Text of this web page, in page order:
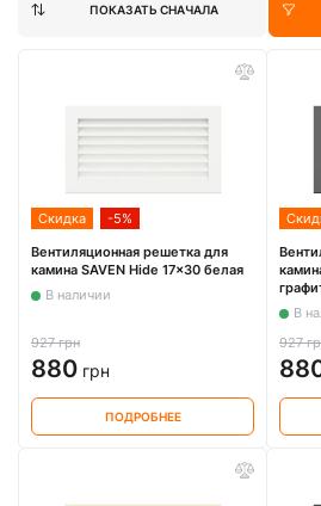
ПОКАЗАТЬ СНАЧАЛА
Скидка -5%
Вентиляционная решетка для
камина SAVEN Hide 17x30 белая
В наличии
927 грн
880 грн
ПОДРОБНЕЕ
В
927